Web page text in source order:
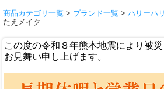
商品カテゴリ一覧 > ブランド一覧 > ハリーハ
たえメイク
この度の令和８年熊本地震により被
お見舞い申し上げます。